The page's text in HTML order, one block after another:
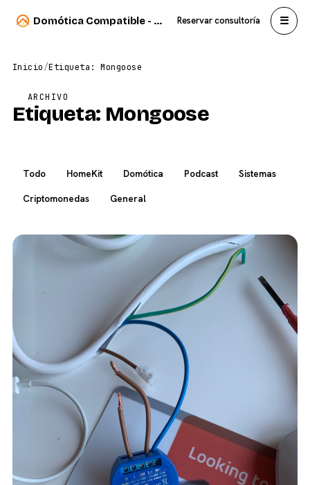
Domótica Compatible - Carlos Sahuquillo Reservar consultoría ☰
Inicio/Etiqueta: Mongoose
ARCHIVO
Etiqueta: Mongoose
Todo HomeKit Domótica Podcast
Sistemas
Criptomonedas
General